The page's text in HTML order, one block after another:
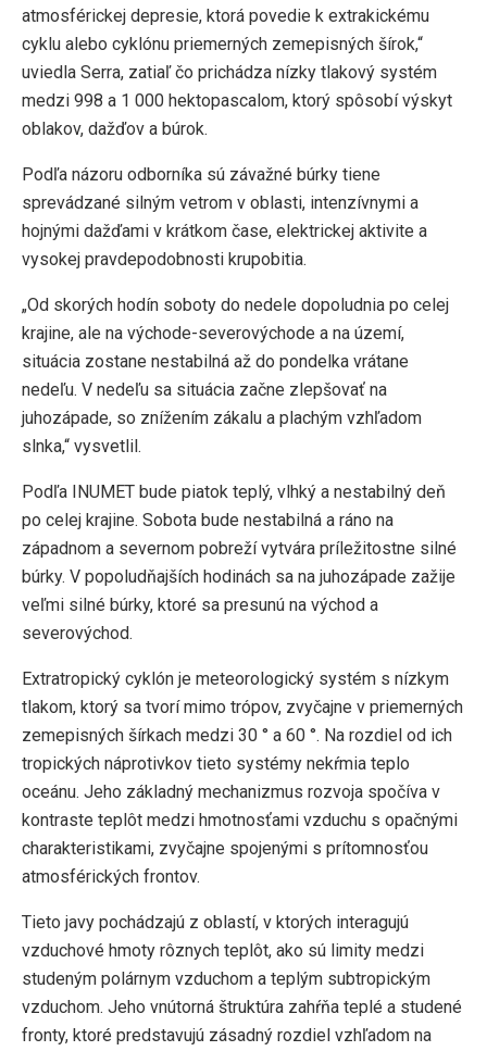
atmosférickej depresie, ktorá povedie k extrakickému
cyklu alebo cyklónu priemerných zemepisných šírok,“
uviedla Serra, zatiaľ čo prichádza nízky tlakový systém
medzi 998 a 1 000 hektopascalom, ktorý spôsobí výskyt
oblakov, dažďov a búrok.
Podľa názoru odborníka sú závažné búrky tiene
sprevádzané silným vetrom v oblasti, intenzívnymi a
hojnými dažďami v krátkom čase, elektrickej aktivite a
vysokej pravdepodobnosti krupobitia.
„Od skorých hodín soboty do nedele dopoludnia po celej
krajine, ale na východe-severovýchode a na území,
situácia zostane nestabilná až do pondelka vrátane
nedeľu. V nedeľu sa situácia začne zlepšovať na
juhozápade, so znížením zákalu a plachým vzhľadom
slnka,“ vysvetlil.
Podľa INUMET bude piatok teplý, vlhký a nestabilný deň
po celej krajine. Sobota bude nestabilná a ráno na
západnom a severnom pobreží vytvára príležitostne silné
búrky. V popoludňajších hodinách sa na juhozápade zažije
veľmi silné búrky, ktoré sa presunú na východ a
severovýchod.
Extratropický cyklón je meteorologický systém s nízkym
tlakom, ktorý sa tvorí mimo trópov, zvyčajne v priemerných
zemepisných šírkach medzi 30 ° a 60 °. Na rozdiel od ich
tropických náprotivkov tieto systémy nekŕmia teplo
oceánu. Jeho základný mechanizmus rozvoja spočíva v
kontraste teplôt medzi hmotnosťami vzduchu s opačnými
charakteristikami, zvyčajne spojenými s prítomnosťou
atmosférických frontov.
Tieto javy pochádzajú z oblastí, v ktorých interagujú
vzduchové hmoty rôznych teplôt, ako sú limity medzi
studeným polárnym vzduchom a teplým subtropickým
vzduchom. Jeho vnútorná štruktúra zahŕňa teplé a studené
fronty, ktoré predstavujú zásadný rozdiel vzhľadom na